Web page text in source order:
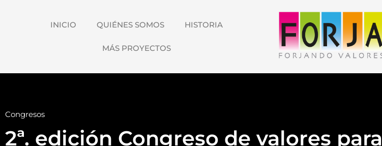
INICIO QUIÉNES SOMOS HISTORIA
MÁS PROYECTOS
Congresos
2ª. edición Congreso de valores para